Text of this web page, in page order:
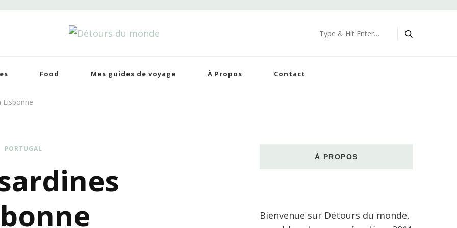
Looking
for
Food Mes guides de voyage À Propos Contact
Lisbonne
PORTUGAL
À PROPOS
Bienvenue sur Détours du monde,